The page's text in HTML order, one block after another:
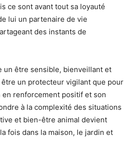
ce sont avant tout sa loyauté
lui un partenaire de vie
des instants de
un être sensible, bienveillant et
un protecteur vigilant que pour
en renforcement positif et son
à la complexité des situations
et bien-être animal devient
fois dans la maison, le jardin et